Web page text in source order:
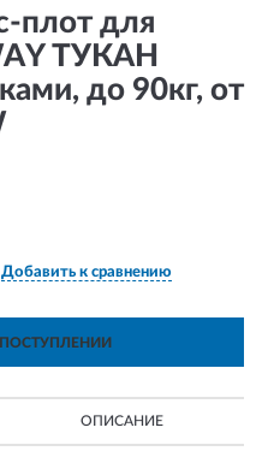
плот для
ТУКАН
до 90кг, от
Добавить к сравнению
ОПИСАНИЕ